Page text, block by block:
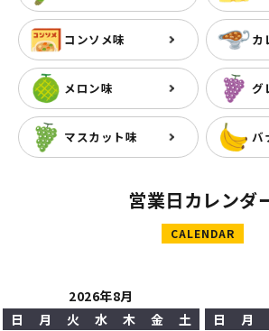
コンソメ味 カ
メロン味 グ
マスカット味 バ
営業日カレンダ
CALENDAR
2026年8月
日
月 火 水 木 金 土
日
月